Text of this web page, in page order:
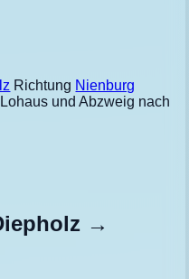
Richtung Nienburg
und Abzweig nach
→